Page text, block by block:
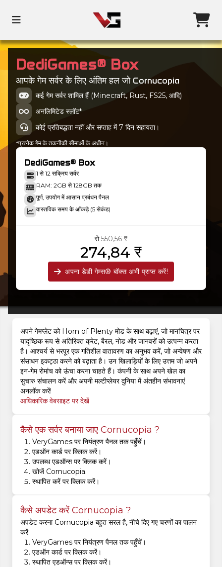
DediGames® Box
आपके गेम सर्वर के लिए अंतिम हल जो Cornucopia
कई गेम सर्वर शामिल हैं (Minecraft, Rust, FS25, आदि)
अनलिमिटेड स्लॉट*
कोई प्रतिबद्धता नहीं और सप्ताह में 7 दिन सहायता।
*प्रत्येक गेम के तकनीकी सीमाओं के अधीन।
DediGames® Box
1 से 12 सक्रिय सर्वर
RAM: 2GB से 128GB तक
पूर्ण, उपयोग में आसान प्रबंधन पैनल
वास्तविक समय के आँकड़े (5 सेकंड)
से 550,56 ₹
274,84 ₹
अपना डेडी गेम्स® बॉक्स अभी प्राप्त करें!
अपने गेमप्लेट को Horn of Plenty मोड के साथ बढ़ाएं, जो मानचित्र पर
यादृच्छिक रूप से अतिरिक्त क्रेट, बैरल, नोड और जानवरों को उत्पन्न करता
है। आश्चर्य से भरपूर एक गतिशील वातावरण का अनुभव करें, जो अन्वेषण और
संसाधन इकट्ठा करने को बढ़ाता है। उन खिलाड़ियों के लिए उत्तम जो अपने
इन-गेम रोमांच को ऊंचा करना चाहते हैं। कंपनी के साथ अपने खेल का
सुचारु संचालन करें और अपनी मल्टीप्लेयर दुनिया में अंतहीन संभावनाएं
अनलॉक करें!
आधिकारिक वेबसाइट पर देखें
कैसे एक सर्वर बनाया जाए Cornucopia ?
VeryGames पर नियंत्रण पैनल तक पहुँचें।
एडऑन कार्ड पर क्लिक करें।
उपलब्ध एडऑन्स पर क्लिक करें।
खोजें Cornucopia.
स्थापित करें पर क्लिक करें।
कैसे अपडेट करें Cornucopia ?
अपडेट करना Cornucopia बहुत सरल है, नीचे दिए गए चरणों का पालन
करें:
VeryGames पर नियंत्रण पैनल तक पहुँचें।
एडऑन कार्ड पर क्लिक करें।
स्थापित एडऑन्स पर क्लिक करें।